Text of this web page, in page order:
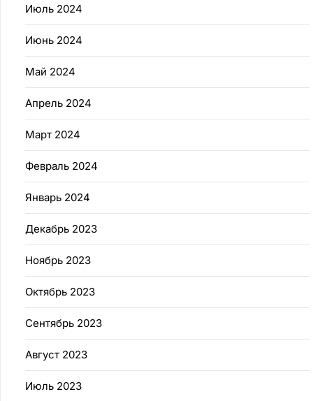
Июль 2024
Июнь 2024
Май 2024
Апрель 2024
Март 2024
Февраль 2024
Январь 2024
Декабрь 2023
Ноябрь 2023
Октябрь 2023
Сентябрь 2023
Август 2023
Июль 2023